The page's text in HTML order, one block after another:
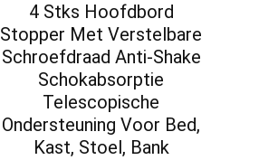
4 Stks Hoofdbord
Stopper Met Verstelbare
Schroefdraad Anti-Shake
Schokabsorptie
Telescopische
Ondersteuning Voor Bed,
Kast, Stoel, Bank